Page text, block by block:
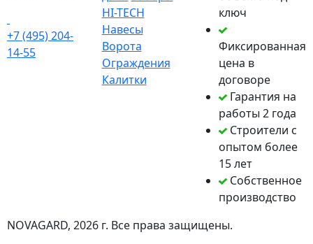
+7 (495) 204-
14-55
HI-TECH
Навесы
Ворота
Ограждения
Калитки
ключ
Фиксированная
цена в
договоре
Гарантия на
работы 2 года
Строители с
опытом более
15 лет
Собственное
производство
NOVAGARD, 2026 г. Все права защищены.